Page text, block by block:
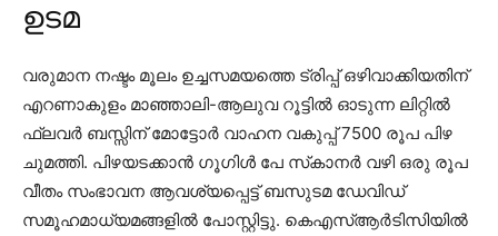
ഉടമ
വരുമാന നഷ്ടം മൂലം ഉച്ചസമയത്തെ ട്രിപ്പ് ഒഴിവാക്കിയതിന്
എറണാകുളം മാഞ്ഞാലി-ആലുവ റൂട്ടില്‍ ഓടുന്ന ലിറ്റില്‍
ഫ്ലവര്‍ ബസ്സിന് മോട്ടോര്‍ വാഹന വകുപ്പ് 7500 രൂപ പിഴ
ചുമത്തി. പിഴയടക്കാന്‍ ഗൂഗിള്‍ പേ സ്‌കാനര്‍ വഴി ഒരു രൂപ
വീതം സംഭാവന ആവശ്യപ്പെട്ട് ബസുടമ ഡേവിഡ്
സമൂഹമാധ്യമങ്ങളില്‍ പോസ്റ്റിട്ടു. കെഎസ്ആര്‍ടിസിയില്‍